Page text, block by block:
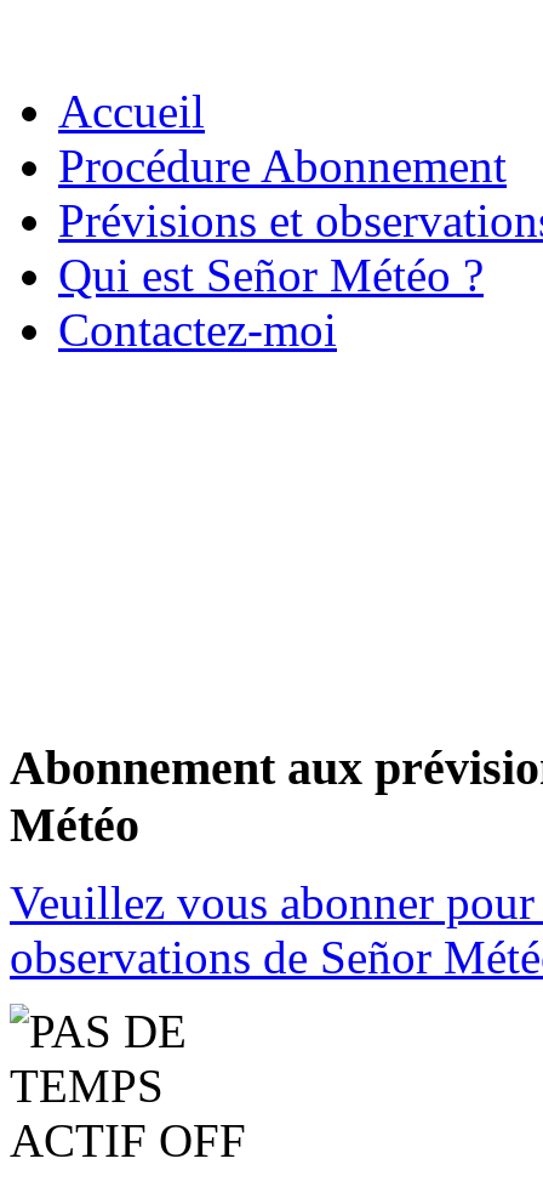
Accueil
Procédure Abonnement
Prévisions et
Qui est Señor Météo ?
Contactez-moi
Abonnement aux
Météo
Veuillez vous abonner
observations de Señor